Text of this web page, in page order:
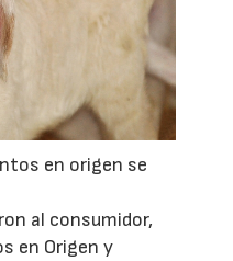
en origen se
al consumidor,
en Origen y